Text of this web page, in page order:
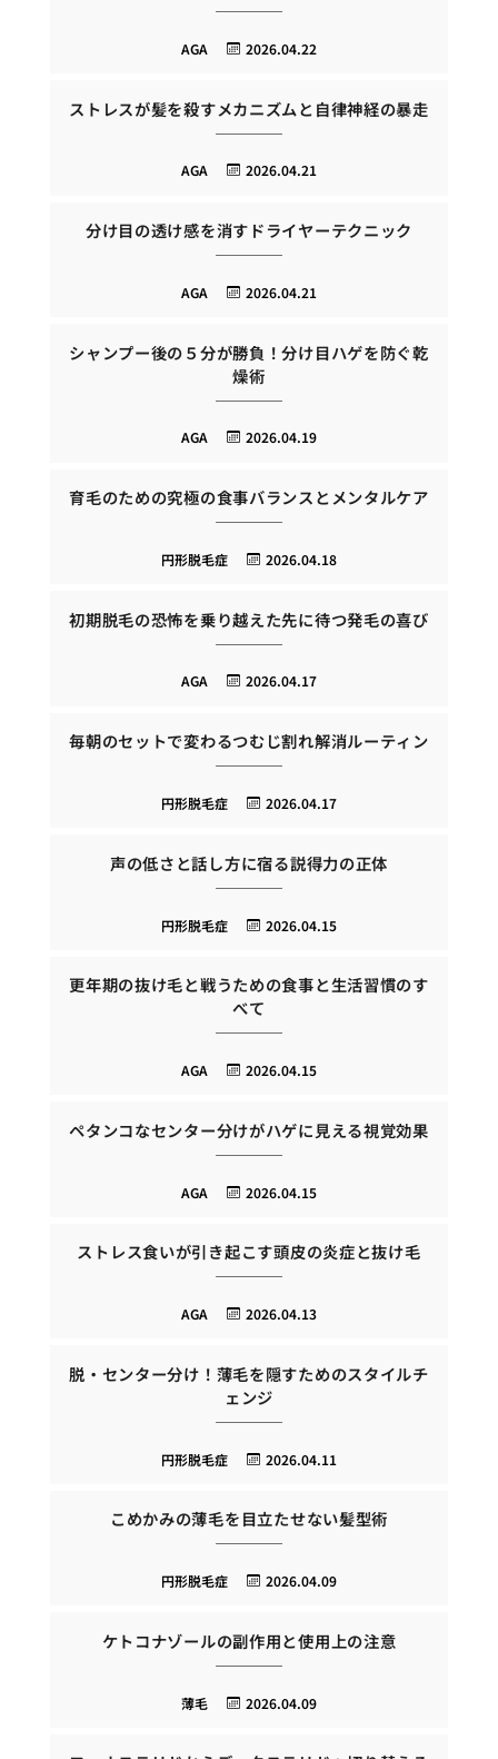
2026.04.22
AGA
ストレスが髪を殺すメカニズムと自律神経の暴走
2026.04.21
AGA
分け目の透け感を消すドライヤーテクニック
2026.04.21
AGA
シャンプー後の５分が勝負！分け目ハゲを防ぐ乾
燥術
2026.04.19
AGA
育毛のための究極の食事バランスとメンタルケア
2026.04.18
円形脱毛症
初期脱毛の恐怖を乗り越えた先に待つ発毛の喜び
2026.04.17
AGA
毎朝のセットで変わるつむじ割れ解消ルーティン
2026.04.17
円形脱毛症
声の低さと話し方に宿る説得力の正体
2026.04.15
円形脱毛症
更年期の抜け毛と戦うための食事と生活習慣のす
べて
2026.04.15
AGA
ペタンコなセンター分けがハゲに見える視覚効果
2026.04.15
AGA
ストレス食いが引き起こす頭皮の炎症と抜け毛
2026.04.13
AGA
脱・センター分け！薄毛を隠すためのスタイルチ
ェンジ
2026.04.11
円形脱毛症
こめかみの薄毛を目立たせない髪型術
2026.04.09
円形脱毛症
ケトコナゾールの副作用と使用上の注意
2026.04.09
薄毛